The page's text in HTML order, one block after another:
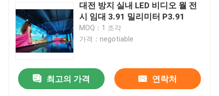
집
대전 방지 실내 LED 비디오 월 전
시 임대 3.91 밀리미터 P3.91
MOQ：1 조각
가격：negotiable
최고의 가격 연락처